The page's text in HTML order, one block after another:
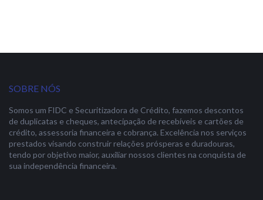
SOBRE NÓS
Somos um FIDC e Securitizadora de Crédito, fazemos descontos
de duplicatas e cheques, antecipação de recebíveis e cartões de
crédito, assessoria financeira e cobrança. Excelência nos serviços
prestados visando construir relações prósperas e duradouras,
tendo por objetivo maior, auxiliar nossos clientes na conquista de
sua independência financeira.